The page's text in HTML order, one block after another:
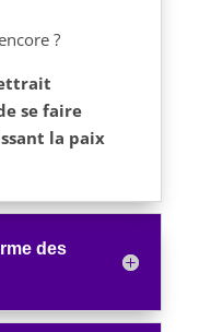
?
se faire
la paix
des